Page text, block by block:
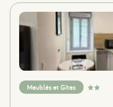
Meublés et Gîtes